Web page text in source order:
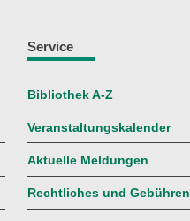
Service
Bibliothek A-Z
Veranstaltungskalender
Aktuelle Meldungen
Rechtliches und Gebühren